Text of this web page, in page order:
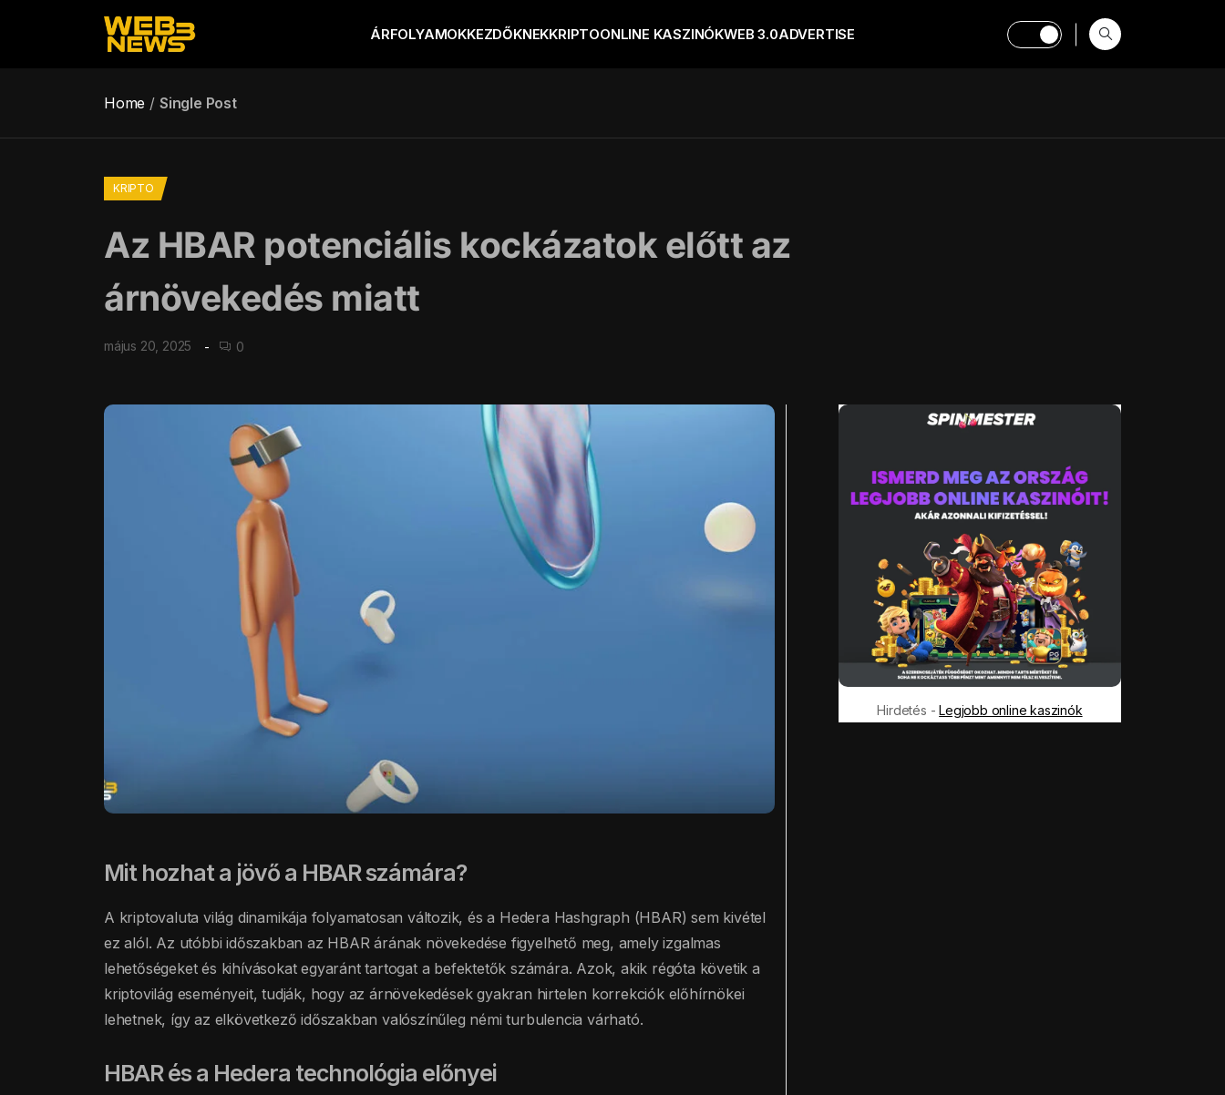
ÁRFOLYAMOKKEZDŐKNEKKRIPTOONLINE KASZINÓKWEB 3.0ADVERTISE
Home Single Post
KRIPTO
Az HBAR potenciális kockázatok előtt az
árnövekedés miatt
május 20, 2025 0
Mit hozhat a jövő a HBAR számára?
A kriptovaluta világ dinamikája folyamatosan változik, és a Hedera Hashgraph (HBAR) sem kivétel
ez alól. Az utóbbi időszakban az HBAR árának növekedése figyelhető meg, amely izgalmas
lehetőségeket és kihívásokat egyaránt tartogat a befektetők számára. Azok, akik régóta követik a
kriptovilág eseményeit, tudják, hogy az árnövekedések gyakran hirtelen korrekciók előhírnökei
lehetnek, így az elkövetkező időszakban valószínűleg némi turbulencia várható.
HBAR és a Hedera technológia előnyei
Hirdetés -Legjobb online kaszinók